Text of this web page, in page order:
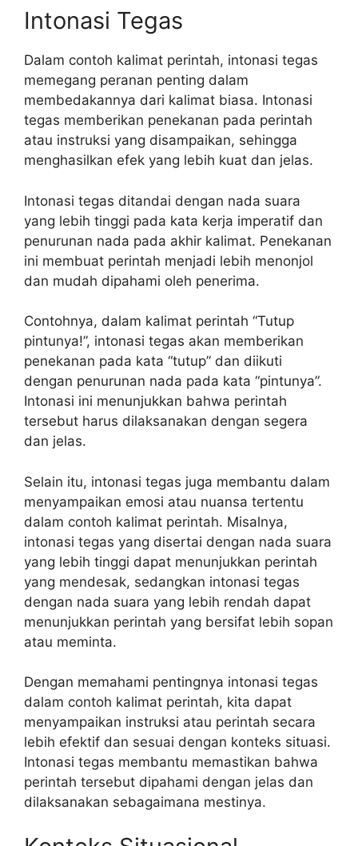
Intonasi Tegas
Dalam contoh kalimat perintah, intonasi tegas
memegang peranan penting dalam
membedakannya dari kalimat biasa. Intonasi
tegas memberikan penekanan pada perintah
atau instruksi yang disampaikan, sehingga
menghasilkan efek yang lebih kuat dan jelas.
Intonasi tegas ditandai dengan nada suara
yang lebih tinggi pada kata kerja imperatif dan
penurunan nada pada akhir kalimat. Penekanan
ini membuat perintah menjadi lebih menonjol
dan mudah dipahami oleh penerima.
Contohnya, dalam kalimat perintah “Tutup
pintunya!”, intonasi tegas akan memberikan
penekanan pada kata “tutup” dan diikuti
dengan penurunan nada pada kata “pintunya”.
Intonasi ini menunjukkan bahwa perintah
tersebut harus dilaksanakan dengan segera
dan jelas.
Selain itu, intonasi tegas juga membantu dalam
menyampaikan emosi atau nuansa tertentu
dalam contoh kalimat perintah. Misalnya,
intonasi tegas yang disertai dengan nada suara
yang lebih tinggi dapat menunjukkan perintah
yang mendesak, sedangkan intonasi tegas
dengan nada suara yang lebih rendah dapat
menunjukkan perintah yang bersifat lebih sopan
atau meminta.
Dengan memahami pentingnya intonasi tegas
dalam contoh kalimat perintah, kita dapat
menyampaikan instruksi atau perintah secara
lebih efektif dan sesuai dengan konteks situasi.
Intonasi tegas membantu memastikan bahwa
perintah tersebut dipahami dengan jelas dan
dilaksanakan sebagaimana mestinya.